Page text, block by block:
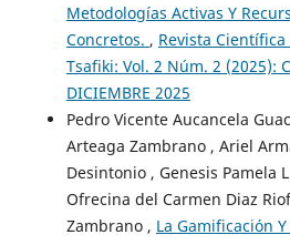
Metodologías Activas Y
Concretos. , Revista
Tsafiki: Vol. 2 Núm. 2 (2025):
DICIEMBRE 2025
Pedro Vicente Aucancela
Arteaga Zambrano , Ariel
Desintonio , Genesis Pamela
Ofrecina del Carmen Diaz
Zambrano , La Gamificación